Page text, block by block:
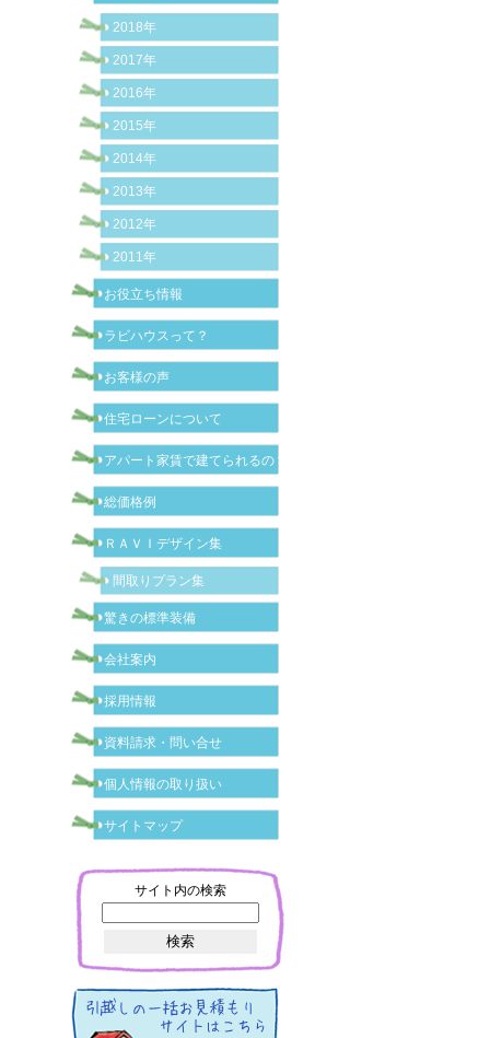
2018年
2017年
2016年
2015年
2014年
2013年
2012年
2011年
お役立ち情報
ラビハウスって？
お客様の声
住宅ローンについて
アパート家賃で建てられるの？
総価格例
ＲＡＶＩデザイン集
間取りプラン集
驚きの標準装備
会社案内
採用情報
資料請求・問い合せ
個人情報の取り扱い
サイトマップ
サイト内の検索